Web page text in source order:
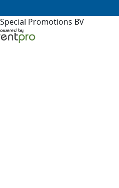
Promotions BV